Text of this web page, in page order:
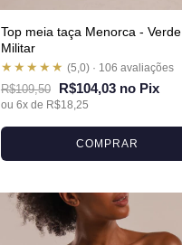
Top meia taça Menorca - Verde
Militar
★★★★★ (5,0) · 106 avaliações
R$109,50 R$104,03 no Pix
ou 6x de R$18,25
COMPRAR